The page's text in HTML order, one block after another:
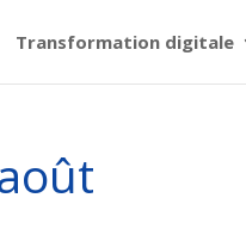
Transformation digitale